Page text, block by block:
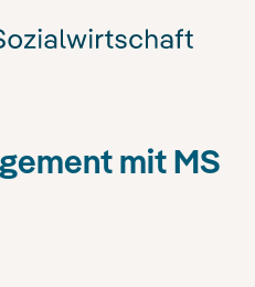
mit MS